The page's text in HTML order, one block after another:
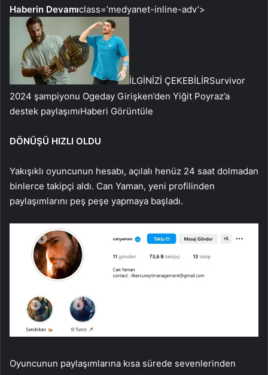
Haberin Devamıclass=’medyanet-inline-adv’>
İLGİNİZİ ÇEKEBİLİRSurvivor
2024 şampiyonu Ogeday Girişken’den Yiğit Poyraz’a
destek paylaşımıHaberi Görüntüle
DÖNÜŞÜ HIZLI OLDU
Yakışıklı oyuncunun hesabı, açılalı henüz 24 saat dolmadan
binlerce takipçi aldı. Can Yaman, yeni profilinden
paylaşımlarını peş peşe yapmaya başladı.
Oyuncunun paylaşımlarına kısa sürede sevenlerinden